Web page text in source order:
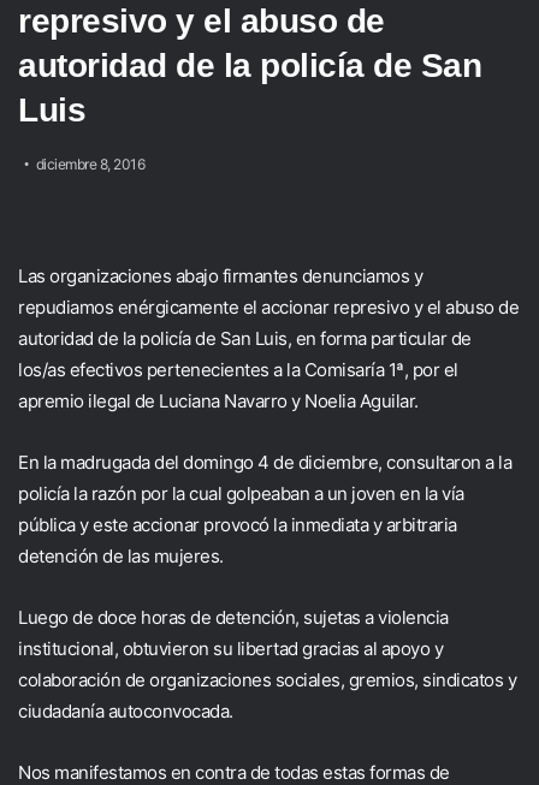
represivo y el abuso de
autoridad de la policía de San
Luis
diciembre 8, 2016
Las organizaciones abajo firmantes denunciamos y
repudiamos enérgicamente el accionar represivo y el abuso de
autoridad de la policía de San Luis, en forma particular de
los/as efectivos pertenecientes a la Comisaría 1ª, por el
apremio ilegal de Luciana Navarro y Noelia Aguilar.
En la madrugada del domingo 4 de diciembre, consultaron a la
policía la razón por la cual golpeaban a un joven en la vía
pública y este accionar provocó la inmediata y arbitraria
detención de las mujeres.
Luego de doce horas de detención, sujetas a violencia
institucional, obtuvieron su libertad gracias al apoyo y
colaboración de organizaciones sociales, gremios, sindicatos y
ciudadanía autoconvocada.
Nos manifestamos en contra de todas estas formas de